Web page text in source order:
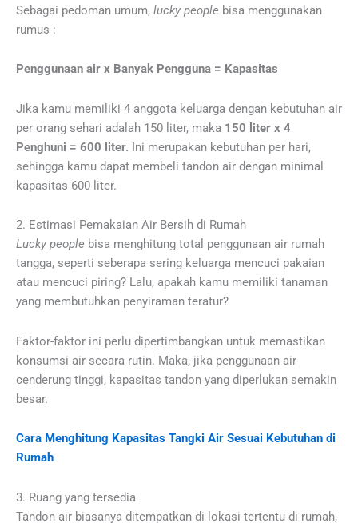
Sebagai pedoman umum, lucky people bisa menggunakan
rumus :
Penggunaan air x Banyak Pengguna = Kapasitas
Jika kamu memiliki 4 anggota keluarga dengan kebutuhan air
per orang sehari adalah 150 liter, maka 150 liter x 4
Penghuni = 600 liter. Ini merupakan kebutuhan per hari,
sehingga kamu dapat membeli tandon air dengan minimal
kapasitas 600 liter.
2. Estimasi Pemakaian Air Bersih di Rumah
Lucky people bisa menghitung total penggunaan air rumah
tangga, seperti seberapa sering keluarga mencuci pakaian
atau mencuci piring? Lalu, apakah kamu memiliki tanaman
yang membutuhkan penyiraman teratur?
Faktor-faktor ini perlu dipertimbangkan untuk memastikan
konsumsi air secara rutin. Maka, jika penggunaan air
cenderung tinggi, kapasitas tandon yang diperlukan semakin
besar.
Cara Menghitung Kapasitas Tangki Air Sesuai Kebutuhan di
Rumah
3. Ruang yang tersedia
Tandon air biasanya ditempatkan di lokasi tertentu di rumah,